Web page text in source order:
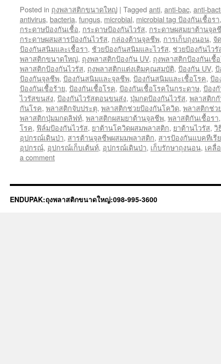
Posted in ถุงพลาสติกขนาดใหญ่ | Tagged anti, anti-bac, anti-
antivirus, bacteria, fungus, microbial, microbial tag ป้องกันเชื้อรา
กระดาษป้องกันเชื้อ, กระดาษป้องกันไวรัส, กระดาษผสมยาต้านจุล
กระดาษผสมสารป้องกันไวรัส, กล่องต้านจุลชีพ, การเก็บถุงนอน, จั
ป้องกันสนิมและเชื้อรา, ช้วยป้องกันสนิมและไวรัส, ช่วยป้องกันไว
พลาสติกขนาดใหญ่, ถุงพลาสติกป้องกัน UV, ถุงพลาสติกป้องกันเชื้
พลาสติกป้องกันไวรัส, ถุงพลาสติกแต่งเติมคุณสมบัติ, ป้องกัน UV,
ป้องกันจุลชีพ, ป้องกันสนิมและจุลชีพ, ป้องกันสนิมและเชื้อโรค, ป้อ
ป้องกันเชื้อร้าย, ป้องกันเชื้อโรค, ป้องกันเชื้อโรคในกระดาษ, ป้อง
ไวรัสขนส่ง, ป้องกันไวรัสตอนขนส่ง, ปุ่มกดป้องกันไวรัส, พลาสติก
กันโรค, พลาสติกจับประตุ, พลาสติกช่วยป้องกันโควิด, พลาสติกช่ว
พลาสติกปุ่มมกดลิฟท์, พลาสติกผสมยาต้านจุลชีพ, พลาสติกันเชื้อรา
โรค, ฟิล์มป้องกันไวรัส, ยาต้านโควิดผสมพลาสติก, ยาต้านไวรัส, วิ
อุปกรณ์เดินป่า, สารต้านจุลชีพผสมมพลาสติก, สารป้องกันแบคทีเรีย
อุปกรณ์, อุปกรณ์เก็บเต้นท์, อุปกรณ์เดินป่า, เก็บรักษาถุงนอน, เคลื่
a comment
ENDUPAK:ถุงพลาสติกขนาดใหญ่:098-995-3600